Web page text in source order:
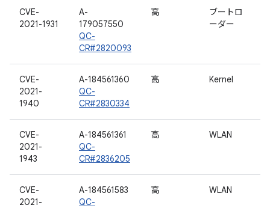
CVE-
2021-1931
A-
179057550
QC-
CR#2820093
高
ブートロ
ーダー
CVE-
2021-
1940
A-184561360
QC-
CR#2830334
高 Kernel
CVE-
2021-
1943
A-184561361
QC-
CR#2836205
高 WLAN
CVE-
2021-
A-184561583
QC-
高 WLAN